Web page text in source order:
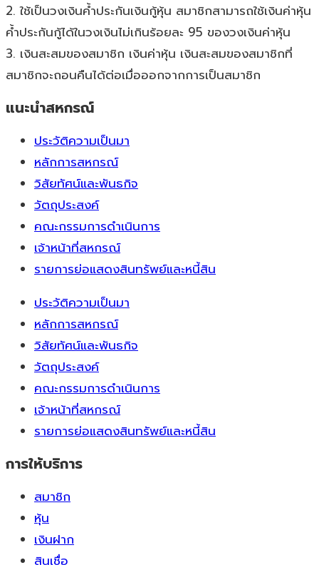
2. ใช้เป็นวงเงินค้ำประกันเงินกู้หุ้น สมาชิกสามารถใช้เงินค่าหุ้น
ค้ำประกันกู้ได้ในวงเงินไม่เกินร้อยละ 95 ของวงเงินค่าหุ้น
3. เงินสะสมของสมาชิก เงินค่าหุ้น เงินสะสมของสมาชิกที่
สมาชิกจะถอนคืนได้ต่อเมื่อออกจากการเป็นสมาชิก
แนะนำสหกรณ์
ประวัติความเป็นมา
หลักการสหกรณ์
วิสัยทัศน์และพันธกิจ
วัตถุประสงค์
คณะกรรมการดำเนินการ
เจ้าหน้าที่สหกรณ์
รายการย่อแสดงสินทรัพย์และหนี้สิน
ประวัติความเป็นมา
หลักการสหกรณ์
วิสัยทัศน์และพันธกิจ
วัตถุประสงค์
คณะกรรมการดำเนินการ
เจ้าหน้าที่สหกรณ์
รายการย่อแสดงสินทรัพย์และหนี้สิน
การให้บริการ
สมาชิก
หุ้น
เงินฝาก
สินเชื่อ